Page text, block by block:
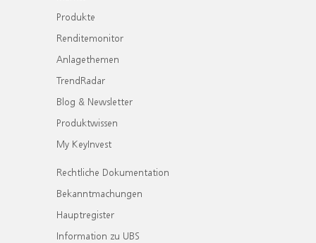
Produkte
Renditemonitor
Anlagethemen
TrendRadar
Blog & Newsletter
Produktwissen
My KeyInvest
Rechtliche Dokumentation
Bekanntmachungen
Hauptregister
Information zu UBS